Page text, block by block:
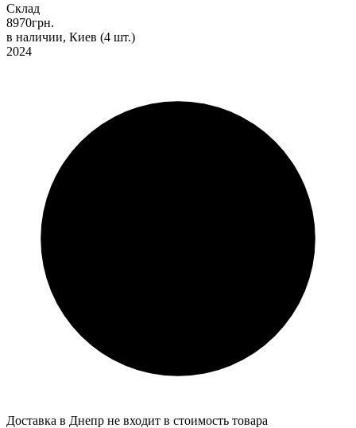
Склад
8970грн.
в наличии, Киев (4 шт.)
2024
Доставка в Днепр не входит в стоимость товара